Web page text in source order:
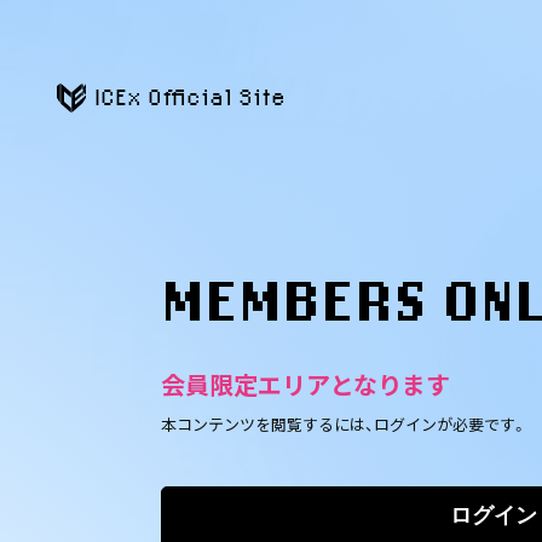
ICEx Official Site
MEMBERS
会員限定エリアとなります
本コンテンツを閲覧するには、ログインが必要です。
ログイン